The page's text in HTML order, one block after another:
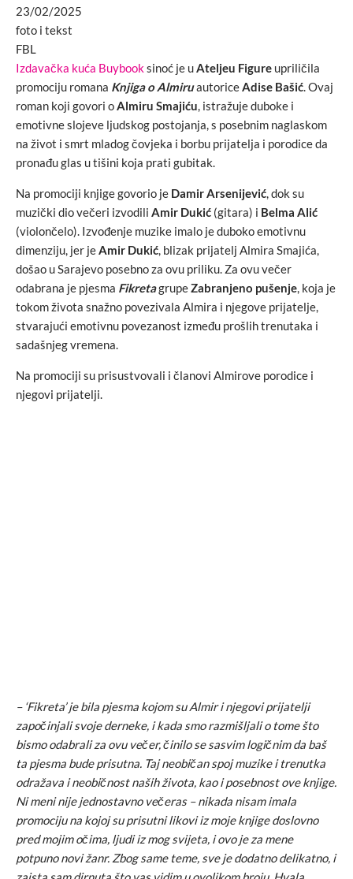
23/02/2025
foto i tekst
FBL
Izdavačka kuća Buybooksinoć je uAteljeu Figure upriličila
promociju romana Knjiga o AlmiruautoriceAdise Bašić. Ovaj
roman koji govori oAlmiru Smajiću, istražuje duboke i
emotivne slojeve ljudskog postojanja, s posebnim naglaskom
na život i smrt mladog čovjeka i borbu prijatelja i porodice da
pronađu glas u tišini koja prati gubitak.
Na promociji knjige govorio je Damir Arsenijević, dok su
muzički dio večeri izvodili Amir Dukić (gitara) i Belma Alić
(violončelo). Izvođenje muzike imalo je duboko emotivnu
dimenziju, jer jeAmir Dukić, blizak prijatelj Almira Smajića,
došao u Sarajevo posebno za ovu priliku. Za ovu večer
odabrana je pjesma FikretagrupeZabranjeno pušenje, koja je
tokom života snažno povezivala Almira i njegove prijatelje,
stvarajući emotivnu povezanost između prošlih trenutaka i
sadašnjeg vremena.
Na promociji su prisustvovali i članovi Almirove porodice i
njegovi prijatelji.
– ‘Fikreta’ je bila pjesma kojom su Almir i njegovi prijatelji
započinjali svoje derneke, i kada smo razmišljali o tome što
bismo odabrali za ovu večer, činilo se sasvim logičnim da baš
ta pjesma bude prisutna. Taj neobičan spoj muzike i trenutka
odražava i neobičnost naših života, kao i posebnost ove knjige.
Ni meni nije jednostavno večeras – nikada nisam imala
promociju na kojoj su prisutni likovi iz moje knjige doslovno
pred mojim očima, ljudi iz mog svijeta, i ovo je za mene
potpuno novi žanr. Zbog same teme, sve je dodatno delikatno, i